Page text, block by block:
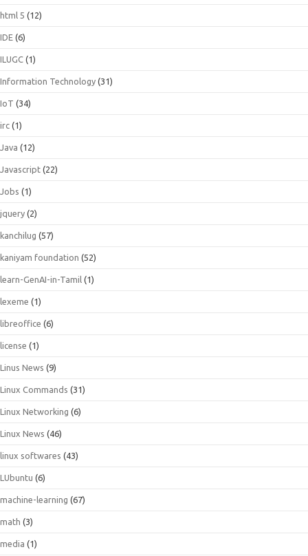
html 5 (12)
IDE (6)
ILUGC (1)
Information Technology (31)
IoT (34)
irc (1)
Java (12)
Javascript (22)
Jobs (1)
jquery (2)
kanchilug (57)
kaniyam foundation (52)
learn-GenAI-in-Tamil (1)
lexeme (1)
libreoffice (6)
license (1)
Linus News (9)
Linux Commands (31)
Linux Networking (6)
Linux News (46)
linux softwares (43)
LUbuntu (6)
machine-learning (67)
math (3)
media (1)